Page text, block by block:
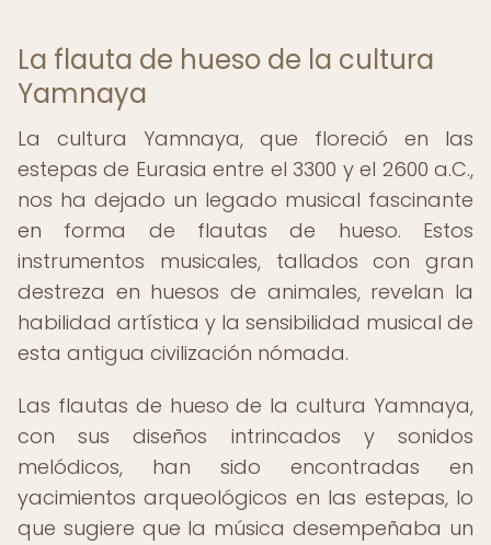
La flauta de hueso de la cultura
Yamnaya
La cultura Yamnaya, que floreció en las
estepas de Eurasia entre el 3300 y el 2600 a.C.,
nos ha dejado un legado musical fascinante
en forma de flautas de hueso. Estos
instrumentos musicales, tallados con gran
destreza en huesos de animales, revelan la
habilidad artística y la sensibilidad musical de
esta antigua civilización nómada.
Las flautas de hueso de la cultura Yamnaya,
con sus diseños intrincados y sonidos
melódicos, han sido encontradas en
yacimientos arqueológicos en las estepas, lo
que sugiere que la música desempeñaba un